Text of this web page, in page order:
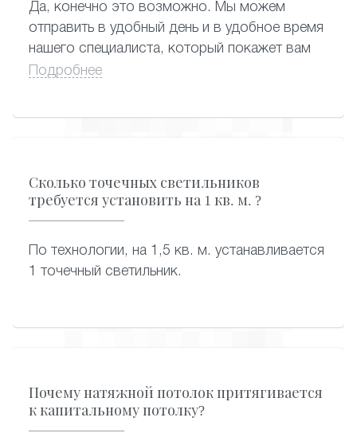
Да, конечно это возможно. Мы можем
отправить в удобный день и в удобное время
нашего специалиста, который покажет вам
образцы карниза и по каталогу выберут
Подробнее
Сколько точечных светильников
требуется установить на 1 кв. м. ?
По технологии, на 1,5 кв. м. устанавливается
1 точечный светильник.
Почему натяжной потолок притягивается
к капитальному потолку?